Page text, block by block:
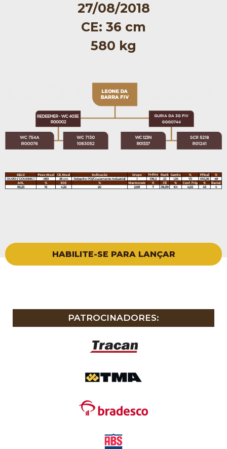
27/08/2018
CE: 36 cm
580 kg
HABILITE-SE PARA LANÇAR
PATROCINADORES: